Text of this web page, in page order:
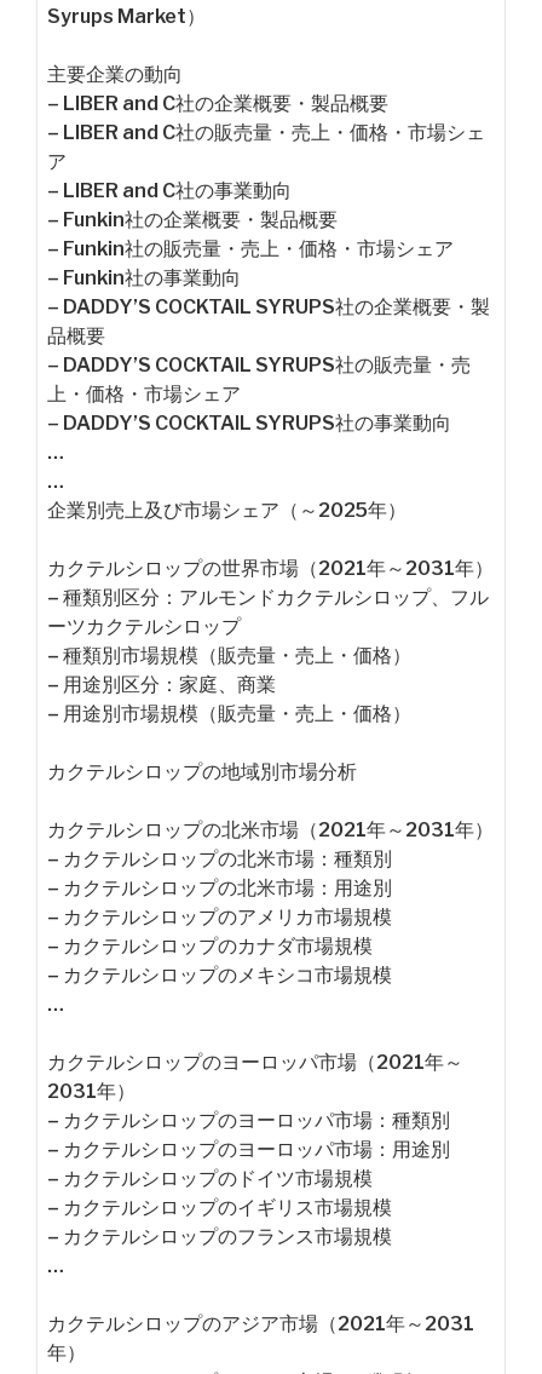
Syrups Market）
主要企業の動向
– LIBER and C社の企業概要・製品概要
– LIBER and C社の販売量・売上・価格・市場シェ
ア
– LIBER and C社の事業動向
– Funkin社の企業概要・製品概要
– Funkin社の販売量・売上・価格・市場シェア
– Funkin社の事業動向
– DADDY’S COCKTAIL SYRUPS社の企業概要・製
品概要
– DADDY’S COCKTAIL SYRUPS社の販売量・売
上・価格・市場シェア
– DADDY’S COCKTAIL SYRUPS社の事業動向
…
…
企業別売上及び市場シェア（～2025年）
カクテルシロップの世界市場（2021年～2031年）
– 種類別区分：アルモンドカクテルシロップ、フル
ーツカクテルシロップ
– 種類別市場規模（販売量・売上・価格）
– 用途別区分：家庭、商業
– 用途別市場規模（販売量・売上・価格）
カクテルシロップの地域別市場分析
カクテルシロップの北米市場（2021年～2031年）
– カクテルシロップの北米市場：種類別
– カクテルシロップの北米市場：用途別
– カクテルシロップのアメリカ市場規模
– カクテルシロップのカナダ市場規模
– カクテルシロップのメキシコ市場規模
…
カクテルシロップのヨーロッパ市場（2021年～
2031年）
– カクテルシロップのヨーロッパ市場：種類別
– カクテルシロップのヨーロッパ市場：用途別
– カクテルシロップのドイツ市場規模
– カクテルシロップのイギリス市場規模
– カクテルシロップのフランス市場規模
…
カクテルシロップのアジア市場（2021年～2031
年）